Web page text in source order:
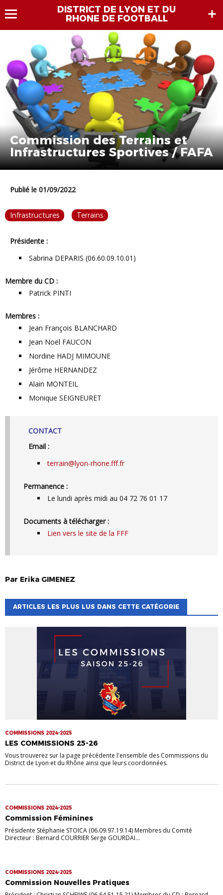
DISTRICT DE LYON ET DU
RHONE DE FOOTBALL
Commission des Terrains et
Infrastructures Sportives / FAFA
Publié le 01/09/2022
Infrastructures Terrains
Présidente :
Sabrina DEPARIS (06.60.09.10.01)
Membre du CD :
Patrick PINTI
Membres :
Jean François BLANCHARD
Jean Noël FAUCON
Nordine HADJ MIMOUNE
Jérôme HERNANDEZ
Alain MONTEIL
Monique SEIGNEURET
CONTACT
Email :
terrain@lyon-rhone.fff.fr
Permanence :
Le lundi après midi au 04 72 76 01 17
Documents à télécharger :
Lien vers le site de la FFF
Par Erika GIMENEZ
ARTICLES LES PLUS LUS DANS CETTE CATÉGORIE
COMMISSIONS 2024-2025
LES COMMISSIONS 25-26
Vous trouverez sur la page précédente l'ensemble des Commissions du
District de Lyon et du Rhône ainsi que leurs coordonnées.
COMMISSIONS 2024-2025
Commission Féminines
Présidente Stéphanie STOICA (06.09.97.19.14) Membres du Comité
Directeur : Bernard COURRIER Serge GOURDAI...
COMMISSIONS 2024-2025
Commission Nouvelles Pratiques